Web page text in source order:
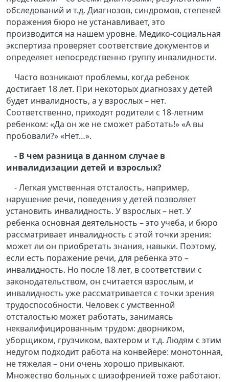
обследований и т.д. Диагнозов, синдромов, степеней
поражения бюро не устанавливает, это
производится на нашем уровне. Медико-социальная
экспертиза проверяет соответствие документов и
определяет непосредственно группу инвалидности.
Часто возникают проблемы, когда ребенок
достигает 18 лет. При некоторых диагнозах у детей
будет инвалидность, а у взрослых – нет.
Соответственно, приходят родители с 18-летним
ребенком: «Да он же не сможет работать!» «А вы
пробовали?» «Нет…».
- В чем разница в данном случае в
инвалидизации детей и взрослых?
- Легкая умственная отсталость, например,
нарушение речи, поведения у детей позволяет
установить инвалидность. У взрослых – нет. У
ребенка основная деятельность – это учеба, и бюро
рассматривает инвалидность с этой точки зрения:
может ли он приобретать знания, навыки. Поэтому,
если есть поражение речи, для ребенка это –
инвалидность. Но после 18 лет, в соответствии с
законодательством, он считается взрослым, и
инвалидность уже рассматривается с точки зрения
трудоспособности. Человек с умственной
отсталостью может работать, занимаясь
неквалифицированным трудом: дворником,
уборщиком, грузчиком, вахтером и т.д. Людям с этим
недугом подходит работа на конвейере: монотонная,
не тяжелая – они очень хорошо привыкают.
Множество больных с шизофренией тоже работают.